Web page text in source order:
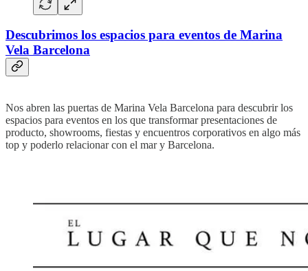
Descubrimos los espacios para eventos de Marina
Vela Barcelona
Nos abren las puertas de Marina Vela Barcelona para descubrir los
espacios para eventos en los que transformar presentaciones de
producto, showrooms, fiestas y encuentros corporativos en algo más
top y poderlo relacionar con el mar y Barcelona.